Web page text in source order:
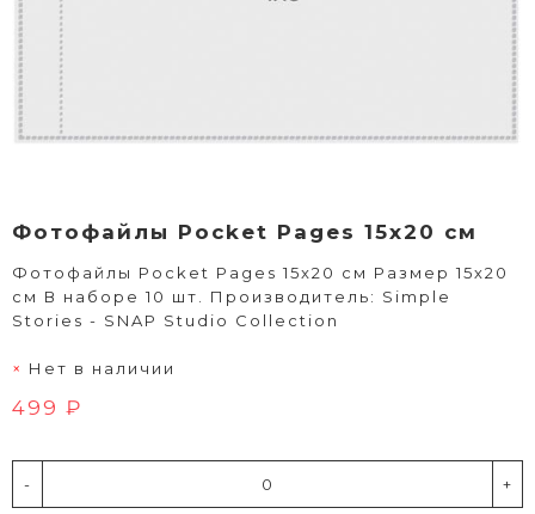
Фотофайлы Pocket Pages 15x20 см
Фотофайлы Pocket Pages 15x20 см Размер 15х20
см В наборе 10 шт. Производитель: Simple
Stories - SNAP Studio Collection
Нет в наличии
499 ₽
- +